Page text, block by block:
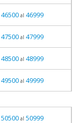
46500al 46999
47500al 47999
48500al 48999
49500al 49999
50500al 50999